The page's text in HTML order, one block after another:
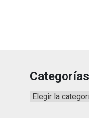
Categorías
Categorías